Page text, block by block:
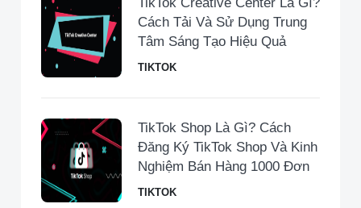
Cách Tải Và Sử Dụng Trung
Tâm Sáng Tạo Hiệu Quả
TIKTOK
TikTok Shop Là Gì? Cách
Đăng Ký TikTok Shop Và Kinh
Nghiệm Bán Hàng 1000 Đơn
TIKTOK